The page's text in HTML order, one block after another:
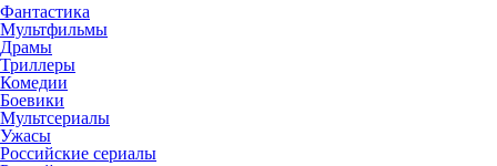
Фантастика
Мультфильмы
Драмы
Триллеры
Комедии
Боевики
Мультсериалы
Ужасы
Российские сериалы